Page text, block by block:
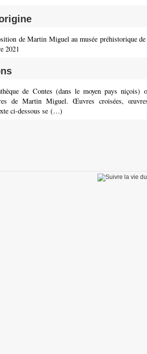
de Martin Miguel au musée préhistorique
2021
de Contes (dans le moyen pays niçois)
de Martin Miguel. Œuvres croisées,
ci-dessous se (…)